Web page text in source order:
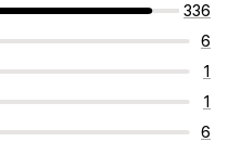
336
6
1
1
6